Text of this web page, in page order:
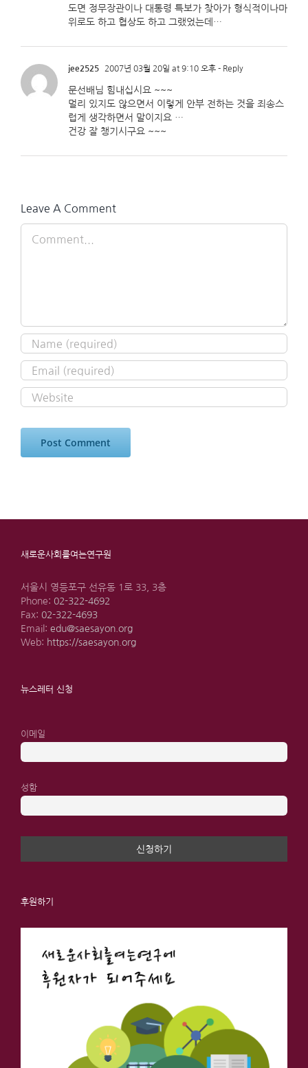
도면 정무장관이나 대통령 특보가 찾아가 형식적이나마
위로도 하고 협상도 하고 그랬었는데…
jee2525 2007년 03월 20일 at 9:10 오후 - Reply
문선배님 힘내십시요 ~~~
멀리 있지도 않으면서 이렇게 안부 전하는 것을 죄송스
럽게 생각하면서 말이지요 …
건강 잘 챙기시구요 ~~~
Leave A Comment
새로운사회를여는연구원
서울시 영등포구 선유동 1로 33, 3층
Phone: 02-322-4692
Fax: 02-322-4693
Email: edu@saesayon.org
Web: https://saesayon.org
뉴스레터 신청
이메일
성함
후원하기